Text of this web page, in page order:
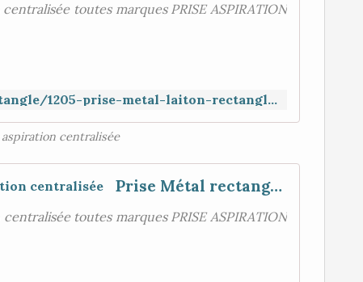
toutes marques PRISE ASPIRATION
https://www.aspiration-web.fr/prise-rectangle/1205-prise-metal-laiton-rectangle-porte-ronde.html
centralisée
Prise Métal rectangle porte pleine, aspiration centralisée
toutes marques PRISE ASPIRATION